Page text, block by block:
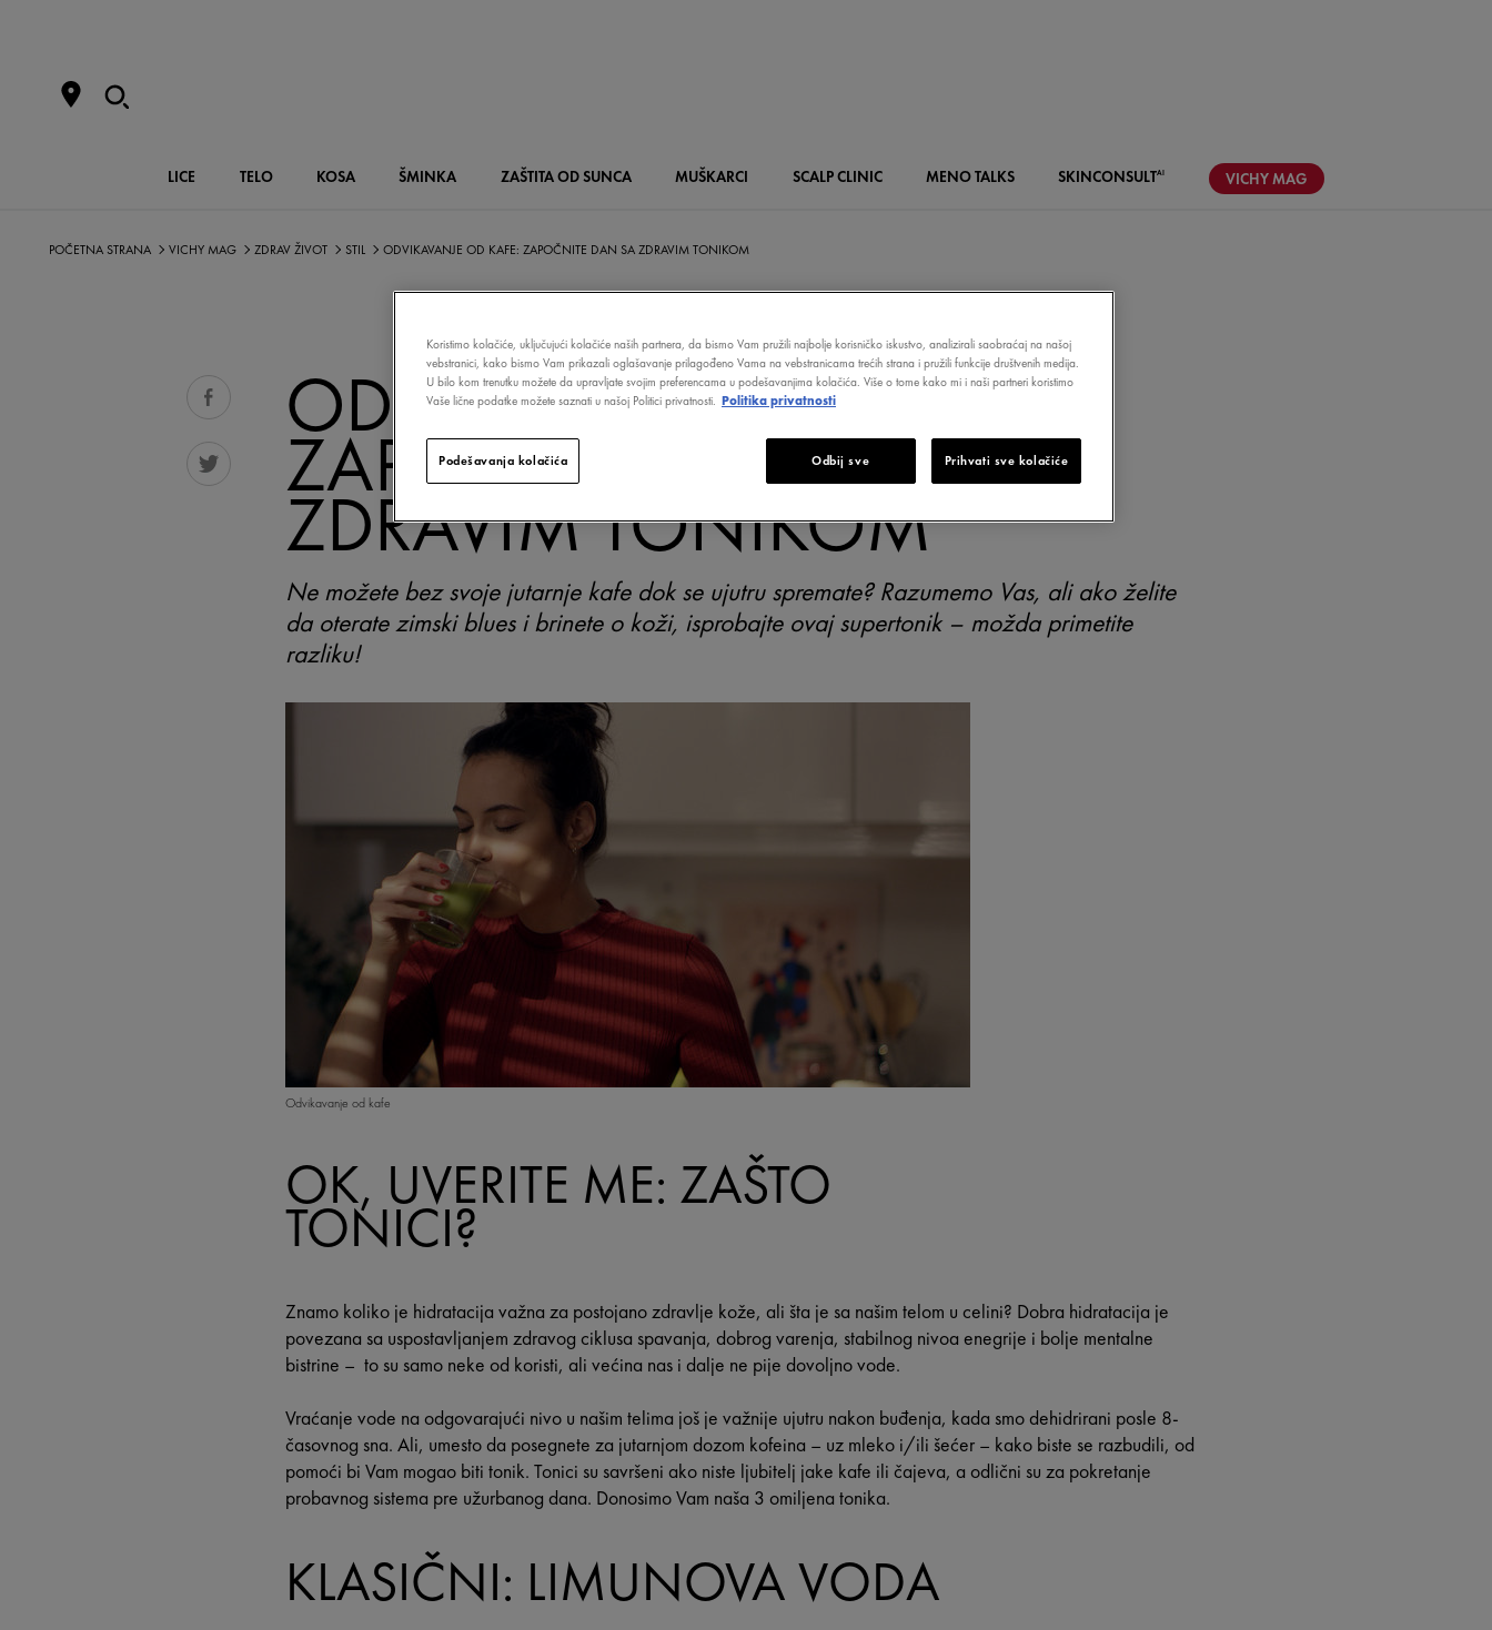
LICE TELO KOSA ŠMINKA ZAŠTITA OD SUNCA MUŠKARCI SCALPCLINIC MENOTALKS SKINCONSULTAI VICHYMAG
POČETNA STRANA VICHY MAG ZDRAV ŽIVOT STIL ODVIKAVANJE OD KAFE: ZAPOČNITE DAN SA ZDRAVIM TONIKOM
ODVIKAVANJE OD KAFE:
ZAPOČNITE DAN SA
ZDRAVIM TONIKOM
Ne možete bez svoje jutarnje kafe dok se ujutru spremate? Razumemo Vas, ali ako želite
da oterate zimski blues i brinete o koži, isprobajte ovaj supertonik – možda primetite
razliku!
Odvikavanje od kafe
OK, UVERITE ME: ZAŠTO
TONICI?
Znamo koliko je hidratacija važna za postojano zdravlje kože, ali šta je sa našim telom u celini? Dobra hidratacija je
povezana sa uspostavljanjem zdravog ciklusa spavanja, dobrog varenja, stabilnog nivoa enegrije i bolje mentalne
bistrine – to su samo neke od koristi, ali većina nas i dalje ne pije dovoljno vode.
Vraćanje vode na odgovarajući nivo u našim telima još je važnije ujutru nakon buđenja, kada smo dehidrirani posle 8-
časovnog sna. Ali, umesto da posegnete za jutarnjom dozom kofeina – uz mleko i/ili šećer – kako biste se razbudili, od
pomoći bi Vam mogao biti tonik. Tonici su savršeni ako niste ljubitelj jake kafe ili čajeva, a odlični su za pokretanje
probavnog sistema pre užurbanog dana. Donosimo Vam naša 3 omiljena tonika.
KLASIČNI: LIMUNOVA VODA
Koristimo kolačiće, uključujući kolačiće naših partnera, da bismo Vam pružili najbolje korisničko iskustvo, analizirali saobraćaj na našoj
vebstranici, kako bismo Vam prikazali oglašavanje prilagođeno Vama na vebstranicama trećih strana i pružili funkcije društvenih medija.
U bilo kom trenutku možete da upravljate svojim preferencama u podešavanjima kolačića. Više o tome kako mi i naši partneri koristimo
Vaše lične podatke možete saznati u našoj Politici privatnosti. Politika privatnosti
Odbij sve Prihvati sve kolačiće
Podešavanja kolačića